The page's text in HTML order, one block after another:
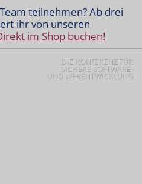
teilnehmen? Ab drei
ihr von unseren
im Shop buchen!
DIE KONFERENZ FÜR
SICHERE SOFTWARE-
UND WEBENTWICKLUNG